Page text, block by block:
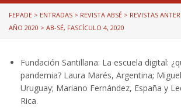
FEPADE > ENTRADAS > REVISTA ABSÉ > REVISTAS
AÑO 2020 > AB-SÉ, FASCÍCULO 4, 2020
Fundación Santillana: La escuela digital:
pandemia? Laura Marés, Argentina;
Uruguay; Mariano Fernández, España y
Rica.